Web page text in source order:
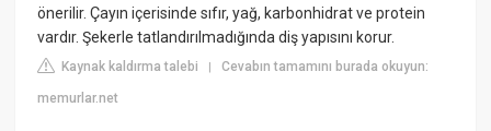
önerilir. Çayın içerisinde sıfır, yağ, karbonhidrat ve protein
vardır. Şekerle tatlandırılmadığında diş yapısını korur.
Kaynak kaldırma talebi |Cevabın tamamını burada okuyun:
memurlar.net